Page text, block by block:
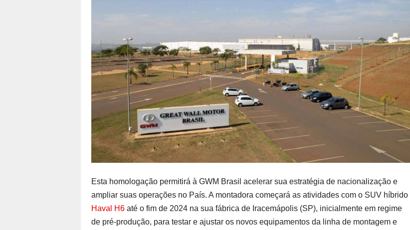
Esta homologação permitirá à GWM Brasil acelerar sua estratégia de nacionalização e
ampliar suas operações no País. A montadora começará as atividades com o SUV híbrido
Haval H6até o fim de 2024 na sua fábrica de Iracemápolis (SP), inicialmente em regime
de pré-produção, para testar e ajustar os novos equipamentos da linha de montagem e